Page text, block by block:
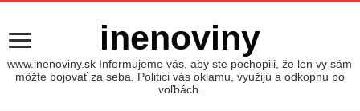
inenoviny
www.inenoviny.sk Informujeme vás, aby ste pochopili, že len vy sám
môžte bojovať za seba. Politici vás oklamu, využijú a odkopnú po
voľbách.